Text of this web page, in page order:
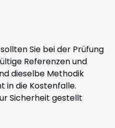
Sie bei der Prüfung
Referenzen und
dieselbe Methodik
in die Kostenfalle.
Sicherheit gestellt